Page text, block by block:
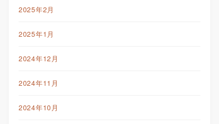
2025年2月
2025年1月
2024年12月
2024年11月
2024年10月